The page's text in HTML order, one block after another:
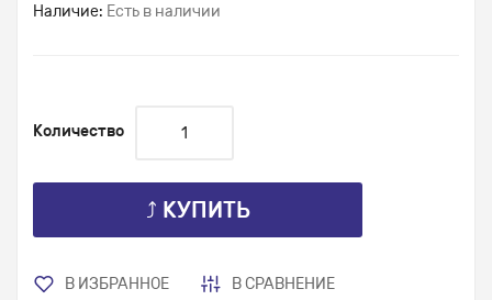
Наличие: Есть в наличии
Количество
⤴ КУПИТЬ
В ИЗБРАННОЕ В СРАВНЕНИЕ